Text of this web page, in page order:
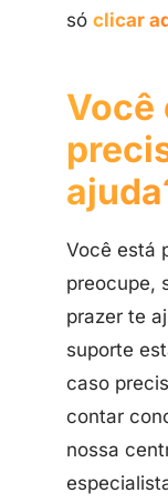
só clicar
Você
Você está
preocupe,
prazer te
suporte
caso
contar
nossa